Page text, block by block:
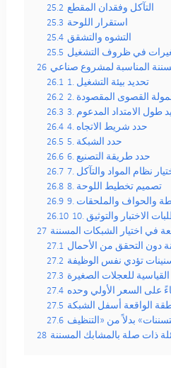
25.2 التآكل وفقدان المقطع
25.3 استقرار اللوحة
25.4 التشوه والتشقق
25.5 في ظروف التشغيل
26 المناسبة لمشروع صناعي
26.1
1. تحديد بيئة التشغيل
26.2
القصوى المقصودة
26.3
طول الامتداد المدعوم
26.4
4. حدد شريط الاتجاه
26.5
5. حدد الشبكة
26.6
6. حدد طريقة التصنيع
26.7
اختيار نظام المواد والتآكل
26.8
8. تصميم تخطيط اللوحة
26.9
والحواف والملحقات
26.10
الاختبار والتوثيق
27 في اختيار الشبكات المسننة
27.1 دون التحقق من الأحمال
27.2 تؤدي نفس الوظيفة
27.3 للعجلات الصغيرة
27.4 على السعر الأولي وحده
27.5 الواقعة أسفل الشبكة
27.6
28 ذات صلة بالمشابك المسننة